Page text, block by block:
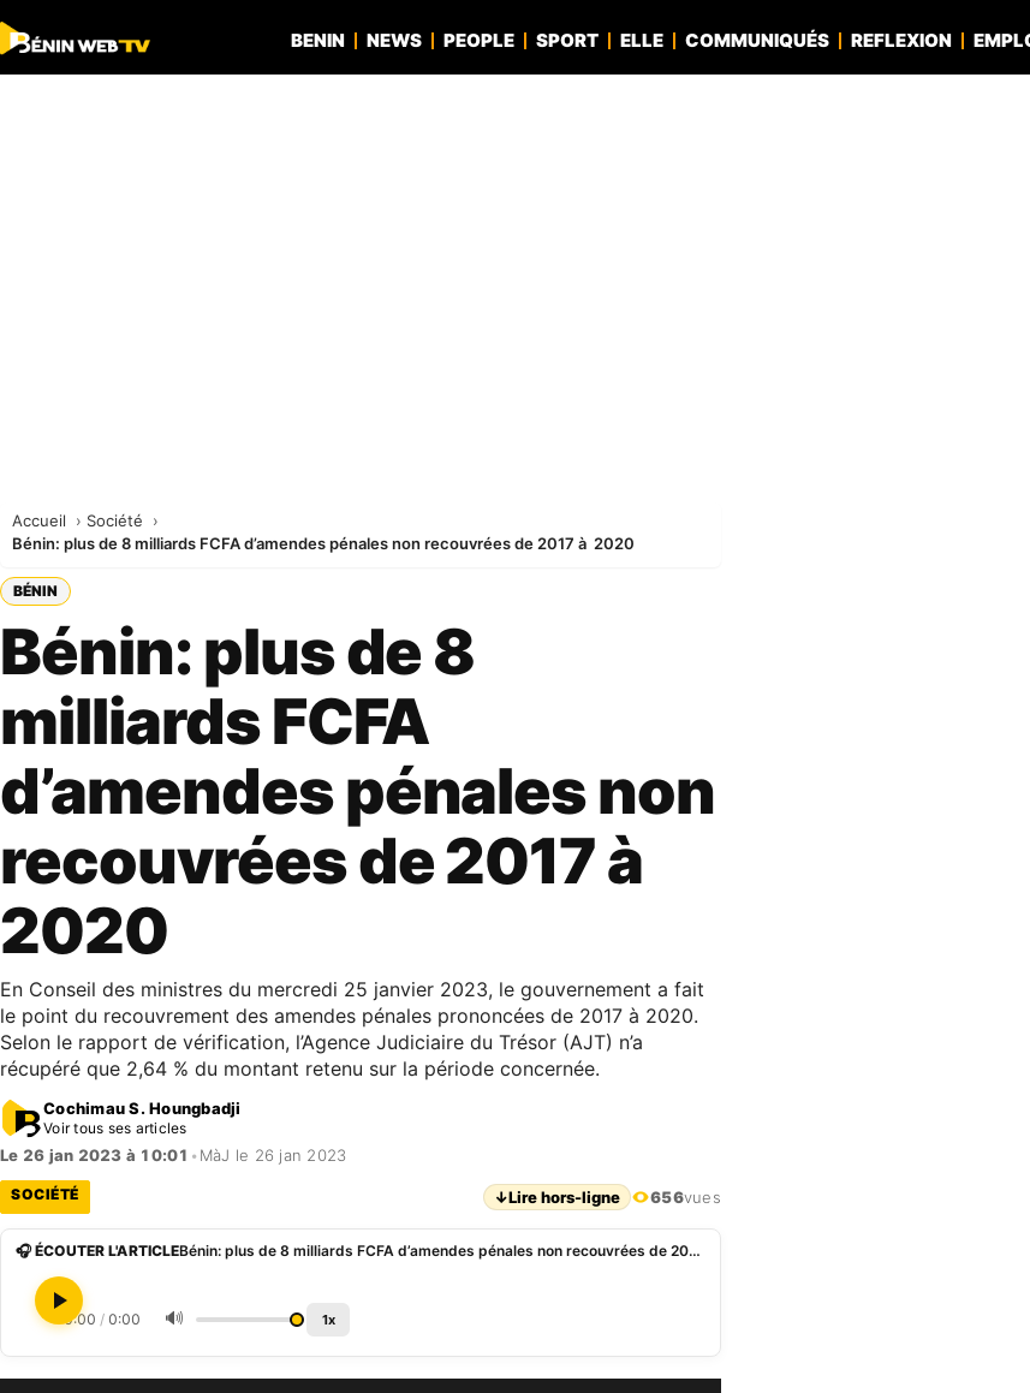
BENIN NEWS PEOPLE SPORT ELLE COMMUNIQUÉS REFLEXION
Accueil
Société
Bénin: plus de 8 milliards FCFA d’amendes pénales non recouvrées de 2017 à 2020
BÉNIN
Bénin: plus de 8
milliards FCFA
d’amendes pénales non
recouvrées de 2017 à
2020
En Conseil des ministres du mercredi 25 janvier 2023, le gouvernement a fait
le point du recouvrement des amendes pénales prononcées de 2017 à 2020.
Selon le rapport de vérification, l’Agence Judiciaire du Trésor (AJT) n’a
récupéré que 2,64 % du montant retenu sur la période concernée.
Cochimau S. Houngbadji
Voir tous ses articles
Le 26 jan 2023 à 10:01 • MàJ le 26 jan 2023
SOCIÉTÉ ↓Lire hors-ligne 656vues
🎧 ÉCOUTER L'ARTICLE Bénin: plus de 8 milliards FCFA d’amendes pénales non recouvrées de 2017 à 2020
0:00 / 0:00 🔊 1x